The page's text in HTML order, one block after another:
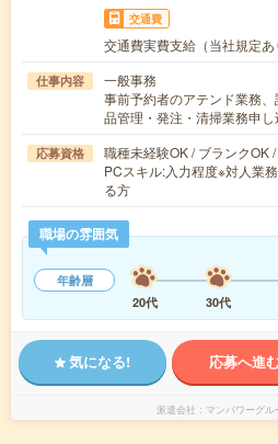
交通費
交通費実費支給（当社規定あ
仕事内容
一般事務
事前予約者のアテンド業務
品管理・発注・清掃業務申
応募資格
職種未経験OK / ブランクOK
PCスキル:入力程度※対人業
る方
職場の雰囲気
年齢層
20代
30代
気になる! 応募へ進
派遣会社 マンパワーグル